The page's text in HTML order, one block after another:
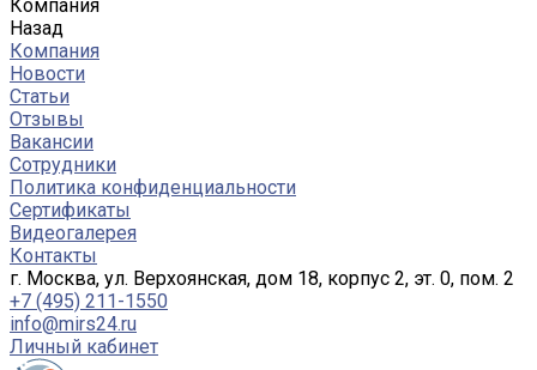
Компания
Назад
Компания
Новости
Статьи
Отзывы
Вакансии
Сотрудники
Политика конфиденциальности
Сертификаты
Видеогалерея
Контакты
г. Москва, ул. Верхоянская, дом 18, корпус 2, эт. 0, пом. 2
+7 (495) 211-1550
info@mirs24.ru
Личный кабинет